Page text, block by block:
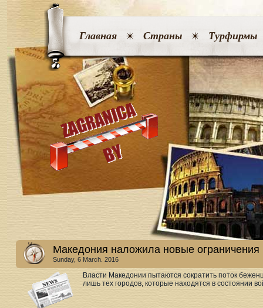
Главная Страны Турфирмы
Македония наложила новые ограничения
Sunday, 6 March. 2016
Власти Македонии пытаются сократить поток
лишь тех городов, которые находятся в состоянии